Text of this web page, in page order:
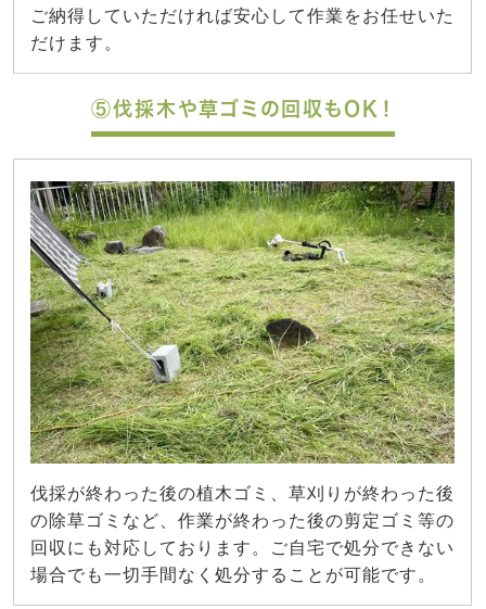
ご納得していただければ安心して作業をお任せいた
だけます。
⑤伐採木や草ゴミの回収もOK！
伐採が終わった後の植木ゴミ、草刈りが終わった後
の除草ゴミなど、作業が終わった後の剪定ゴミ等の
回収にも対応しております。ご自宅で処分できない
場合でも一切手間なく処分することが可能です。